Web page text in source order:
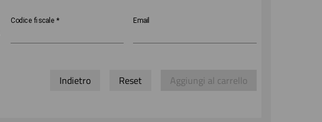
Codice
Codice fiscale * Email
Indietro Reset Aggiungi al carrello